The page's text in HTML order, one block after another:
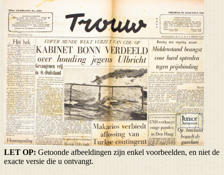
LET OP: Getoonde afbeeldingen zijn enkel voorbeelden, en niet de
exacte versie die u ontvangt.